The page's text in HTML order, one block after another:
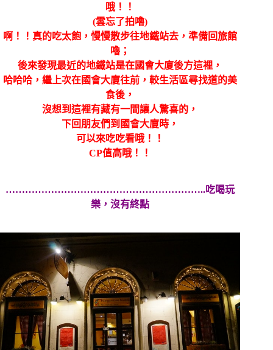
哦！！
(雲忘了拍嚕)
啊！！真的吃太飽，慢慢散步往地鐵站去，準備回旅館
嚕；
後來發現最近的地鐵站是在國會大廈後方這裡，
哈哈哈，繼上次在國會大廈往前，較生活區尋找道的美
食後，
沒想到這裡有藏有一間讓人驚喜的，
下回朋友們到國會大廈時，
可以來吃吃看哦！！
CP值高哦！！
……………………………………………………..吃喝玩
樂，沒有終點